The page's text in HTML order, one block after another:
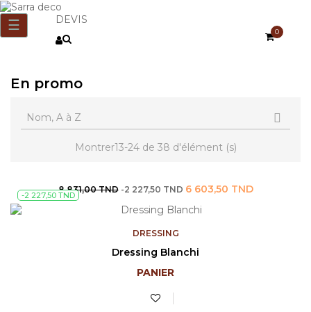
Basculer
☰ DEVIS
0
En promo
Nom, A à Z 
Montrer13-24 de 38 d'élément (s)
Prix
de
8 831,00 TND -2 227,50 TND Prix
6 603,50 TND
-2 227,50 TND
DRESSING
Dressing Blanchi
PANIER